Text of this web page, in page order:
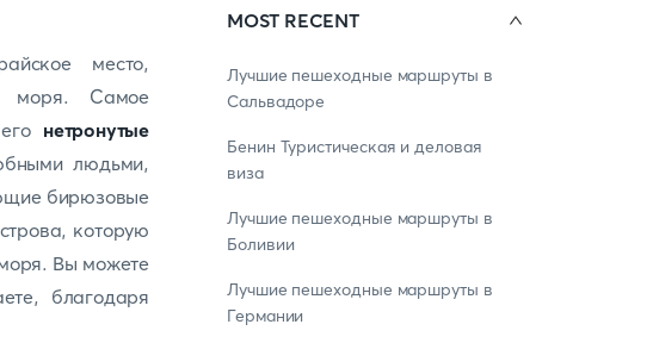
место,
моря. Самое
нетронутые
людьми,
бирюзовые
которую
Вы можете
благодаря
MOST RECENT
Лучшие пешеходные маршруты в
Сальвадоре
Бенин Туристическая и деловая
виза
Лучшие пешеходные маршруты в
Боливии
Лучшие пешеходные маршруты в
Германии